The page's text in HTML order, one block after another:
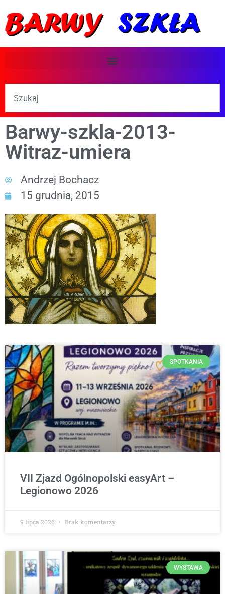
Barwy-szkla-2013-
Witraz-umiera
Andrzej Bochacz
15 grudnia, 2015
SPOTKANIA
VII Zjazd Ogólnopolski easyArt –
Legionowo 2026
9 lipca 2026 Brak komentarzy
WYSTAWA